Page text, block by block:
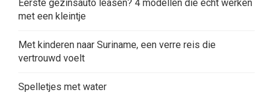
Eerste gezinsauto leasen? 4 modellen die écht werken
met een kleintje
Met kinderen naar Suriname, een verre reis die
vertrouwd voelt
Spelletjes met water